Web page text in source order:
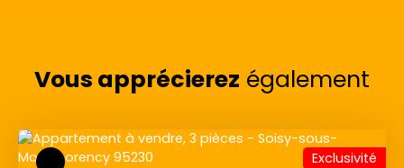
Vous apprécierez également
Exclusivité